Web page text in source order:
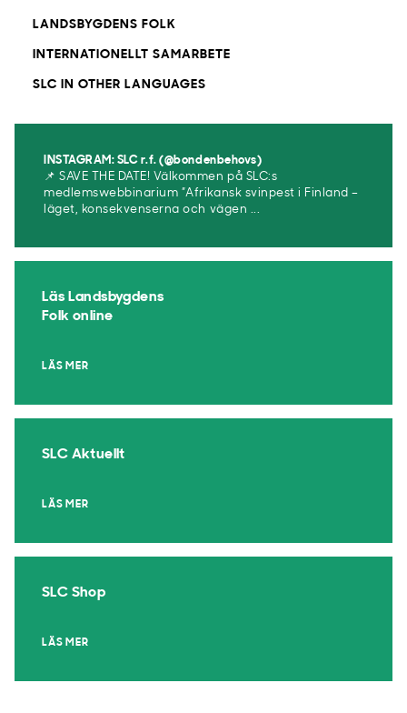
LANDSBYGDENS FOLK
INTERNATIONELLT SAMARBETE
SLC IN OTHER LANGUAGES
INSTAGRAM: SLC r.f. (@bondenbehovs)
📌 SAVE THE DATE! Välkommen på SLC:s
medlemswebbinarium ”Afrikansk svinpest i Finland –
läget, konsekvenserna och vägen ...
Läs Landsbygdens
Folk online
LÄS MER
SLC Aktuellt
LÄS MER
SLC Shop
LÄS MER